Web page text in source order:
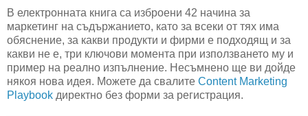
В електронната книга са изброени 42 начина за
маркетинг на съдържанието, като за всеки от тях има
обяснение, за какви продукти и фирми е подходящ и за
какви не е, три ключови момента при използването му и
пример на реално изпълнение. Несъмнено ще ви дойде
някоя нова идея. Можете да свалите Content Marketing
Playbook директно без форми за регистрация.